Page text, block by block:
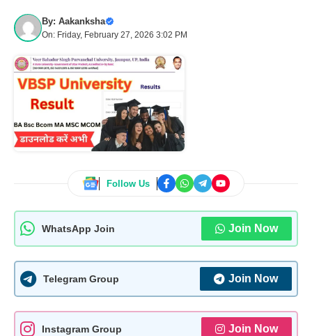
By: Aakanksha
On: Friday, February 27, 2026 3:02 PM
Follow Us
WhatsApp Join Join Now
Telegram Group Join Now
Instagram Group Join Now